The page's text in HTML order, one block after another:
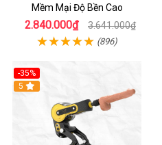
Mềm Mại Độ Bền Cao
2.840.000₫ 3.641.000₫
(896)
-35%
Hot
5